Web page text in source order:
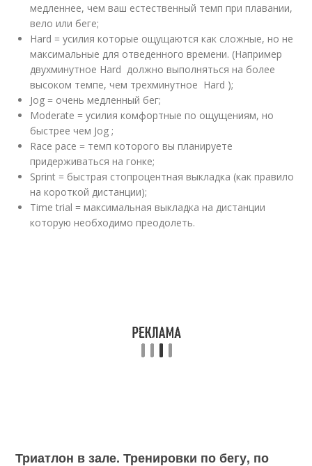
медленнее, чем ваш естественный темп при плавании,
вело или беге;
Hard = усилия которые ощущаются как сложные, но не
максимальные для отведенного времени. (Например
двухминутное Hard должно выполняться на более
высоком темпе, чем трехминутное Hard );
Jog = очень медленный бег;
Moderate = усилия комфортные по ощущениям, но
быстрее чем Jog ;
Race pace = темп которого вы планируете
придерживаться на гонке;
Sprint = быстрая стопроцентная выкладка (как правило
на короткой дистанции);
Time trial = максимальная выкладка на дистанции
которую необходимо преодолеть.
Триатлон в зале. Тренировки по бегу, по